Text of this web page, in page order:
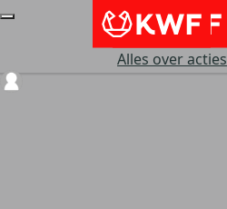
Alles over acties